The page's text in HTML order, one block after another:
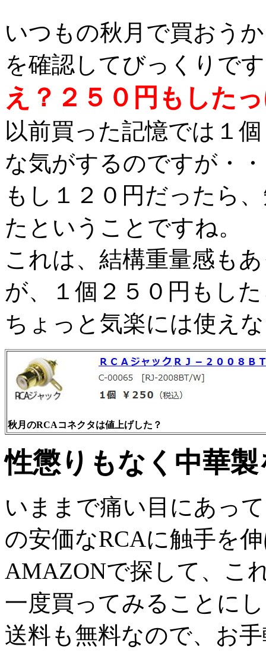
いつもの秋月で買おう
を確認してびっくりで
え？２５０円もした
以前買った記憶では１
な気がするのですが・
もし１２０円だったら
たということですね。
これは、結構重量感も
が、１個２５０円もし
ちょっと気楽には使え
秋月のRCAコネクタは値上げした？
性懲りもなく中華
いままで痛い目にあっ
の安価なRCAに触手を
AMAZONで探して、こ
一度買ってみることに
送料も無料なので、お